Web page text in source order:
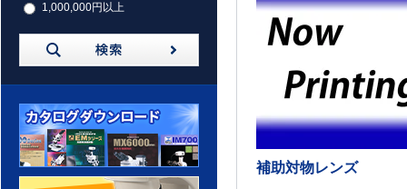
1,000,000円以上
カタログダウンロード
補助対物レンズ